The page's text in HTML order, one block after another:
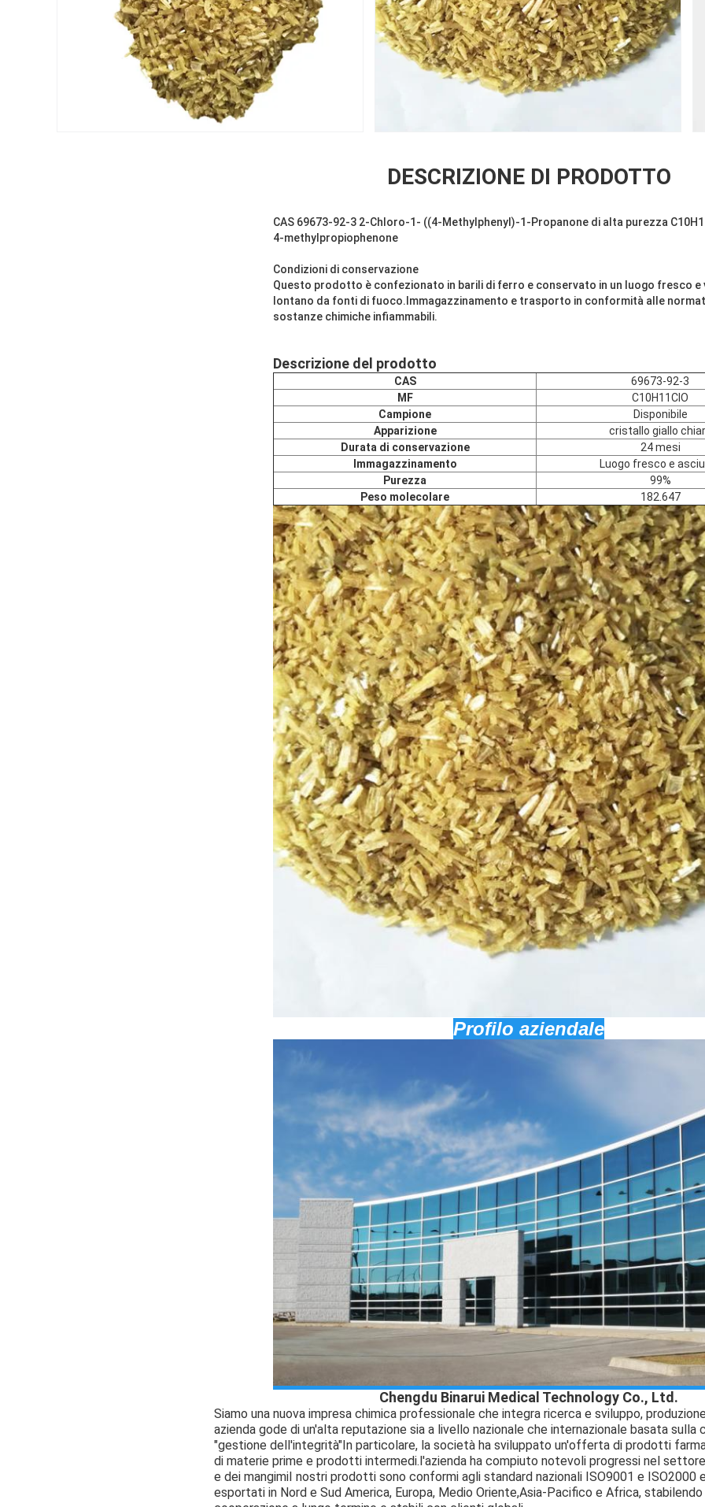
DESCRIZIONE DI PRODOTTO
CAS 69673-92-3 2-Chloro-1- ((4-Methylphenyl)-1-Propanone di alta purezza
4-methylpropiophenone
Condizioni di conservazione
Questo prodotto è confezionato in barili di ferro e conservato in un luogo fresco e
lontano da fonti di fuoco.Immagazzinamento e trasporto in conformità alle
sostanze chimiche infiammabili.
Descrizione del prodotto
CAS
69673-92-3
MF
C10H11ClO
Campione
Disponibile
Apparizione
cristallo giallo
Durata di conservazione
24 mesi
Immagazzinamento
Luogo fresco e
Purezza
99%
Peso molecolare
182.647
Profilo aziendale
Chengdu Binarui Medical Technology Co., Ltd.
Siamo una nuova impresa chimica professionale che integra ricerca e sviluppo,
azienda gode di un'alta reputazione sia a livello nazionale che internazionale basata sulla
"gestione dell'integrità"In particolare, la società ha sviluppato un'offerta di prodotti
di materie prime e prodotti intermedi.l'azienda ha compiuto notevoli progressi nel
e dei mangimiI nostri prodotti sono conformi agli standard nazionali ISO9001 e ISO2000
esportati in Nord e Sud America, Europa, Medio Oriente,Asia-Pacifico e Africa,